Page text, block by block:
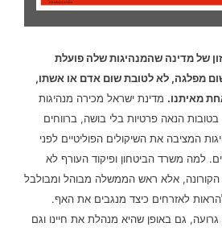
של מדינה שהמנהיגות שלה פועלת
מפלגה, לא לטובת שום אדם או אשתו,
מאיתנו. מדינת ישראל מכירה מנהיגות
הנאה פרטיות בלי בושה, ברווחים
המציבה את השיקולים הפוליטיים לפני
למה משרד הביטחון ופיקוד העורף לא
אלא ראש הממשלה מבוהל ומבולבל
לאזרחים כיצד מנגבים את האף.
גם באופן שהיא מנהלת את חיינו וגם